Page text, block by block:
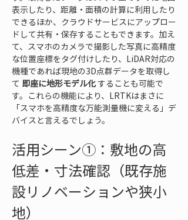
表示したり、距離・面積の計算に利用したり
できるほか、クラウドサービスにアップロー
ドして共有・保存することもできます。加え
て、スマホのカメラで撮影した写真に高精度
な位置座標をタグ付けしたり、LiDAR対応の
機種であれば現地の3D点群データを取得し
て 即座に地形モデル化 することも可能で
す。これらの機能により、LRTKはまさに
「スマホを高精度な万能測量機に変える」デ
バイスと言えるでしょう。
活用シーン①：敷地の高
低差・寸法確認（既存施
設リノベーションや狭小
地）